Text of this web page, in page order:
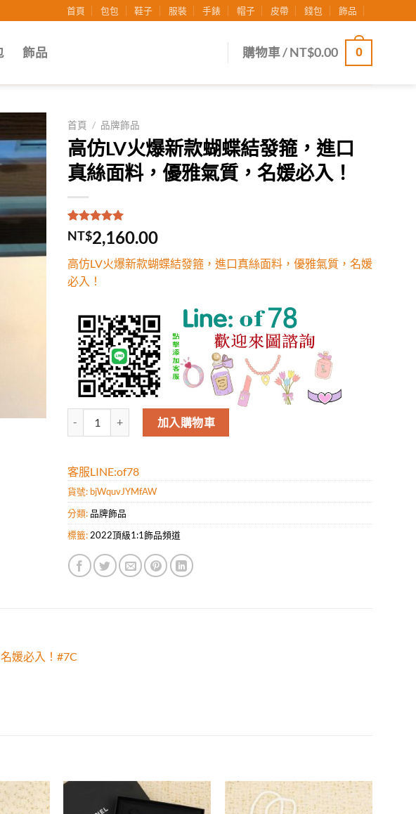
首頁 包包 鞋子 服裝 手錶 帽子 皮帶 錢包 飾品
飾品 購物車 /NT$0.00 0
Add to
wishlist
首頁 / 品牌飾品
高仿LV火爆新款蝴蝶結發箍，進口
真絲面料，優雅氣質，名媛必入！
評分5.00 /
5，已有
1
位
分
NT$2,160.00
高仿LV火爆新款蝴蝶結發箍，進口真絲面料，優雅氣質，名媛
必入！
高仿LV火爆新款蝴蝶結發箍，進口真絲面料，優雅氣質，名媛必入！ 數量
加入購物車
客服LINE:of78
貨號: bjWquvJYMfAW
分類: 品牌飾品
標籤: 2022頂級1:1飾品頻道
媛必入！#7C